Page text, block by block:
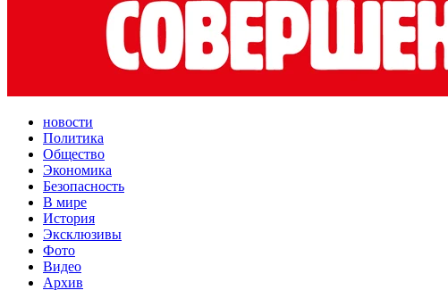
новости
Политика
Общество
Экономика
Безопасность
В мире
История
Эксклюзивы
Фото
Видео
Архив